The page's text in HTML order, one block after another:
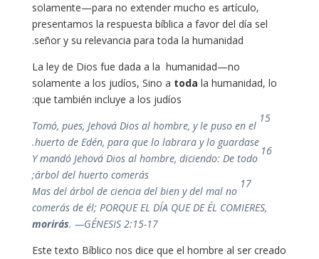
solamente—para no extender mucho es artículo,
presentamos la respuesta bíblica a favor del día sel
señor y su relevancia para toda la humanidad.
La ley de Dios fue dada a la humanidad—no
solamente a los judíos, Sino a toda la humanidad, lo
que también incluye a los judíos:
15
Tomó, pues, Jehová Dios al hombre, y le puso en el
huerto de Edén, para que lo labrara y lo guardase.
16
Y mandó Jehová Dios al hombre, diciendo: De todo
árbol del huerto comerás;
17
Mas del árbol de ciencia del bien y del mal no
comerás de él; PORQUE EL DÍA QUE DE ÉL COMIERES,
morirás. —GÉNESIS 2:15-17
Este texto Bíblico nos dice que el hombre al ser creado